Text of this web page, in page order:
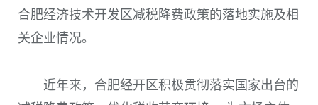
合肥经济技术开发区减税降费政策的落地实施及相
关企业情况。
近年来，合肥经开区积极贯彻落实国家出台的